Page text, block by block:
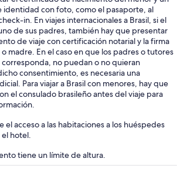
con foto, como el pasaporte, al
in. En viajes internacionales a Brasil, si el
de sus padres, también hay que presentar
de viaje con certificación notarial y la firma
madre. En el caso en que los padres o tutores
corresponda, no puedan o no quieran
consentimiento, es necesaria una
Para viajar a Brasil con menores, hay que
el consulado brasileño antes del viaje para
el acceso a las habitaciones a los huéspedes
hotel.
tiene un límite de altura.